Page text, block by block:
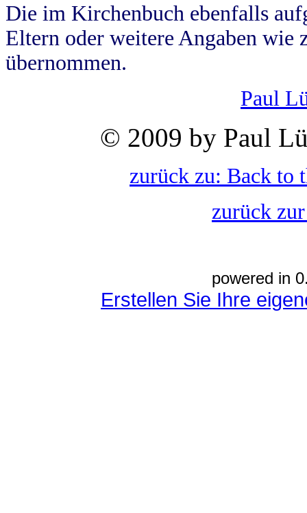
Die im Kirchenbuch ebenfalls
Eltern oder weitere Angaben wie
übernommen.
Paul
© 2009 by Paul
zurück zu: Back to
zurück
powered in
Erstellen Sie Ihre